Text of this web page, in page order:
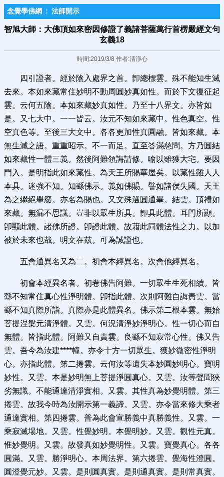
念覺學佛網 : 法師開示
智旭大師：大佛頂如來密因修證了義諸菩薩萬行首楞嚴經文句
玄義18
時間:2019/3/8 作者:清淨心
四引證者。經於陰入處界之首。卽總標雲。殊不能知生滅
去來。本如來藏常住妙明不動周圓妙真如性。而於下文復征起
雲。云何五陰。本如來藏妙真如性。乃至十八界文。亦皆如
是。又七大中。一一皆云。汝元不知如來藏中。性色真空。性
空真色等。至後三大文中。各各更加性真圓融。皆如來藏。本
無生滅之語。重重昭示。不一而足。直至答滿慈問。方乃圓結
如來藏性一體三義。然後阿難領誨請修。喻以雖獲大宅。要因
門入。是明指此如來藏性。為天王所賜華屋矣。以藏性雖人人
本具。迷強不知。知繇佛示。義如佛賜。譬如諸侯失國。天王
為之繼絕舉廢。亦名為賜也。又文殊選圓通畢。結雲。頂禮如
來藏。無漏不思議。豈非以眾生所具。卽具此體。耳門所顯。
卽顯此體。諸佛所證。卽證此體。故藉此同體法性之力。以加
被於未來也哉。明文在茲。可為誠證也。
五會通異名又為二。初會本經異名。次會他經異名。
初會本經異名者。初卷佛告阿難。一切眾生生死相續。皆
繇不知常住真心性淨明體。卽指此體。次則阿難自誨責雲。當
繇不知真際所詣。真際亦是此體異名。佛示第二根本雲。無始
菩提涅槃元清淨體。又雲。何況清淨妙淨明心。性一切心而自
無體。皆指此體。阿難又自責雲。良繇不知寂常心性。佛又告
雲。吾今為汝建****幢。亦令十方一切眾生。獲妙微密性淨明
心。亦指此體。笫二捲雲。云何汝等遺失本妙圓妙明心。寶明
妙性。又雲。本是妙明無上菩提淨圓真心。又雲。汝等聲聞狹
劣無識。不能通達清淨實相。又雲。其性真為妙覺明體。第三
捲雲。故我今時為汝開示第一義諦。又雲。亦令當來修大乘者
通達實相。第四捲雲。普為此會宣勝義中真勝義性。又雲。一
乘寂滅場地。又雲。性覺妙明。本覺明妙。又雲。觀性元真。
惟妙覺明。又雲。故發真如妙覺明性。又雲。寶覺真心。各各
圓滿。又雲。勝淨明心。本周法界。第六捲雲。覺海性澄圓。
圓澄覺元妙。又雲。是則圓真實。是則通真實。是則常真實。